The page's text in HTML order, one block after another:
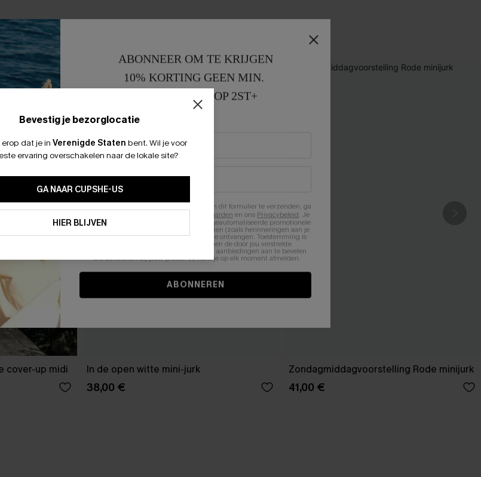
cover-up midi In de open witte mini-jurk
38,00 €
Zondagmiddagvoorstelling Rode minijurk
41,00 €
Bevestig je bezorglocatie
dat je in Verenigde Staten bent. Wil je voor
ervaring overschakelen naar de lokale site?
GA NAAR CUPSHE-US
HIER BLIJVEN
ABONNEER OM TE KRIJGEN
10% KORTING GEEN MIN.
15% KORTING OP 2ST+
Door je contactgegevens in te vullen en dit formulier te verzenden, ga
Algemene Voorwaarden en ons Privacybeleid. Je
stemt er tevens mee in om herhaalde geautomatiseerde promotionele
en gepersonaliseerde marketingberichten (zoals herinneringen aan je
winkelwagen) en e-mails van Cupshe te ontvangen. Toestemming is
niet vereist voor een aankoop. We kunnen de door jou verstrekte
informatie gebruiken om producten en aanbiedingen aan te bevelen
die aansluiten bij jouw profiel. Je kunt je op elk moment afmelden.
ABONNEREN